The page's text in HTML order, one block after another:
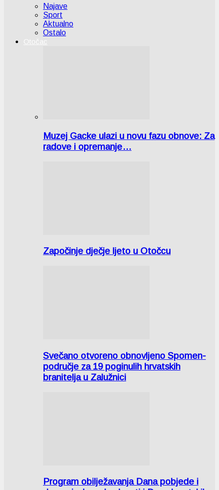
Najave
Sport
Aktualno
Ostalo
Otočac
Muzej Gacke ulazi u novu fazu obnove: Za
radove i opremanje…
Započinje dječje ljeto u Otočcu
Svečano otvoreno obnovljeno Spomen-
područje za 19 poginulih hrvatskih
branitelja u Zalužnici
Program obilježavanja Dana pobjede i